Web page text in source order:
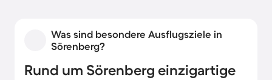
Was sind besondere Ausflugsziele in
Sörenberg?
Rund um Sörenberg einzigartige